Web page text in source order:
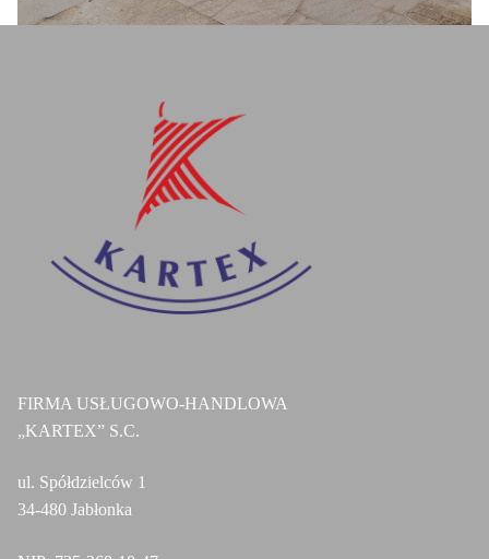
FIRMA USŁUGOWO-HANDLOWA
„KARTEX” S.C.
ul. Spółdzielców 1
34-480 Jabłonka